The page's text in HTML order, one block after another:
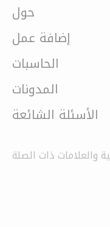
حول
إضافة عمل
الحاسبات
المدونات
الأسئلة الشائعة
والعلامات ذات الصلة